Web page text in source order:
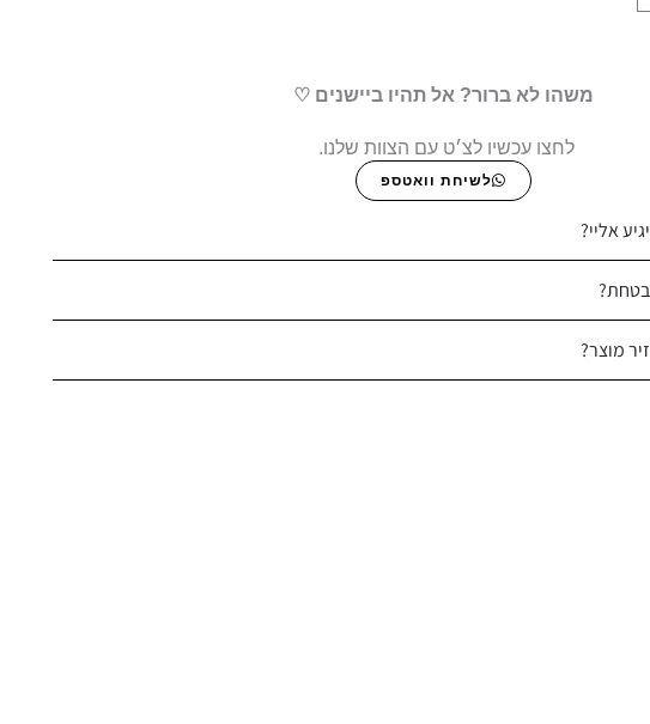
משהו לא ברור? אל תהיו ביישנים ♡
לחצו עכשיו לצ׳ט עם הצוות שלנו.
לשיחת וואטספ
אליי?
מוצר?